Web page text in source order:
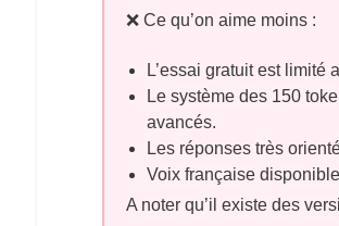
❌ Ce qu’on aime moins :
L’essai gratuit est
Le système des 150
avancés.
Les réponses très
Voix française
A noter qu’il existe des